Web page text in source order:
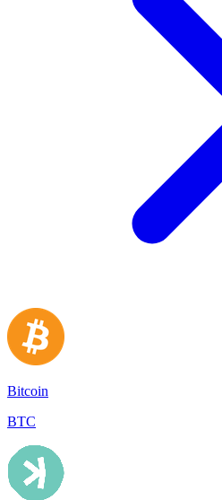
Bitcoin
BTC